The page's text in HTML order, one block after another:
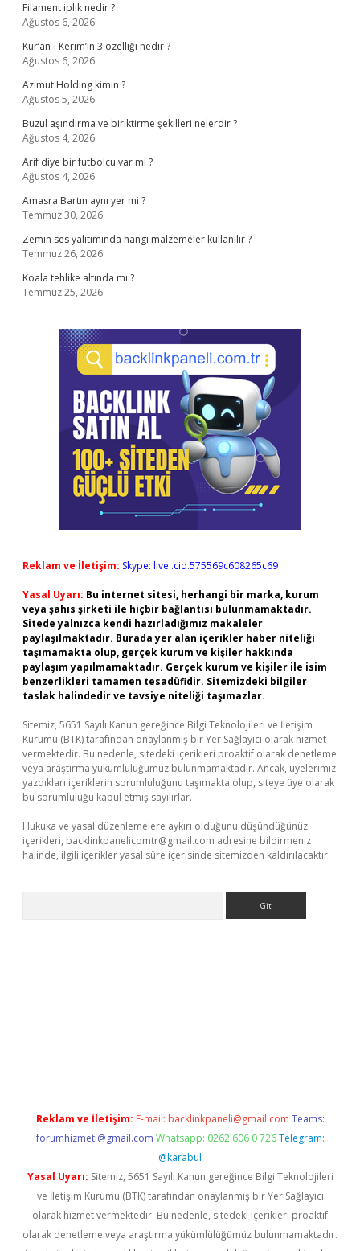
Filament iplik nedir ?
Ağustos 6, 2026
Kur’an-ı Kerim’in 3 özelliği nedir ?
Ağustos 6, 2026
Azimut Holding kimin ?
Ağustos 5, 2026
Buzul aşındırma ve biriktirme şekilleri nelerdir ?
Ağustos 4, 2026
Arif diye bir futbolcu var mı ?
Ağustos 4, 2026
Amasra Bartın aynı yer mi ?
Temmuz 30, 2026
Zemin ses yalıtımında hangi malzemeler kullanılır ?
Temmuz 26, 2026
Koala tehlike altında mı ?
Temmuz 25, 2026
Reklam ve İletişim: Skype: live:.cid.575569c608265c69
Yasal Uyarı: Bu internet sitesi, herhangi bir marka, kurum
veya şahıs şirketi ile hiçbir bağlantısı bulunmamaktadır.
Sitede yalnızca kendi hazırladığımız makaleler
paylaşılmaktadır. Burada yer alan içerikler haber niteliği
taşımamakta olup, gerçek kurum ve kişiler hakkında
paylaşım yapılmamaktadır. Gerçek kurum ve kişiler ile isim
benzerlikleri tamamen tesadüfidir. Sitemizdeki bilgiler
taslak halindedir ve tavsiye niteliği taşımazlar.
Sitemiz, 5651 Sayılı Kanun gereğince Bilgi Teknolojileri ve İletişim
Kurumu (BTK) tarafından onaylanmış bir Yer Sağlayıcı olarak hizmet
vermektedir. Bu nedenle, sitedeki içerikleri proaktif olarak denetleme
veya araştırma yükümlülüğümüz bulunmamaktadır. Ancak, üyelerimiz
yazdıkları içeriklerin sorumluluğunu taşımakta olup, siteye üye olarak
bu sorumluluğu kabul etmiş sayılırlar.
Hukuka ve yasal düzenlemelere aykırı olduğunu düşündüğünüz
içerikleri, backlinkpanelicomtr@gmail.com adresine bildirmeniz
halinde, ilgili içerikler yasal süre içerisinde sitemizden kaldırılacaktır.
Reklam ve İletişim: E-mail: backlinkpaneli@gmail.com Teams:
forumhizmeti@gmail.com Whatsapp: 0262 606 0 726 Telegram:
@karabul
Yasal Uyarı: Sitemiz, 5651 Sayılı Kanun gereğince Bilgi Teknolojileri
ve İletişim Kurumu (BTK) tarafından onaylanmış bir Yer Sağlayıcı
olarak hizmet vermektedir. Bu nedenle, sitedeki içerikleri proaktif
olarak denetleme veya araştırma yükümlülüğümüz bulunmamaktadır.